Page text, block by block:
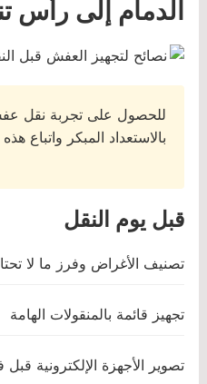
الدمام إلى رأس
للحصول على تجربة نقل
بالاستعداد المبكر واتباع
قبل يوم النقل
تصنيف الأغراض وفرز ما لا
تجهيز قائمة بالمنقولات الهامة
تصوير الأجهزة الإلكترونية قبل